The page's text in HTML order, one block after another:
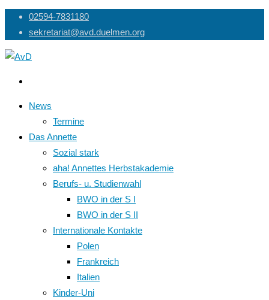
Skip
content
02594-7831180
sekretariat@avd.duelmen.org
News
Termine
Das Annette
Sozial stark
aha! Annettes Herbstakademie
Berufs- u. Studienwahl
BWO in der S I
BWO in der S II
Internationale Kontakte
Polen
Frankreich
Italien
Kinder-Uni